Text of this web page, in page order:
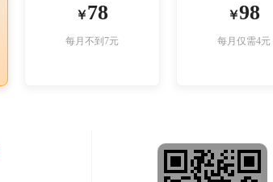
￥78
每月不到7元
￥98
每月仅需4元